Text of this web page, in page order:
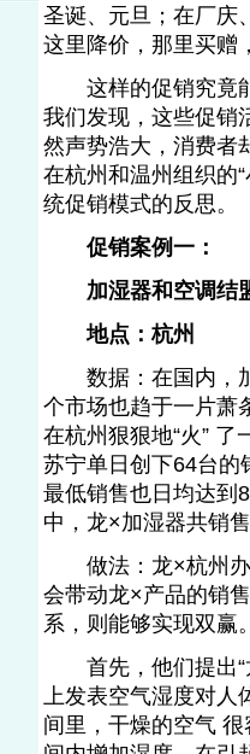
圣诞、元旦；在厂庆
这里降价，那里买
这样的促销究竟能
我们发现，这些促销
然声势浩大，消费者
在杭州和温州组织的
统促销模式的反思。
促销案例一：
加湿器和空调结
地点：杭州
数据：在国内，加
个市场也趋于一片萧
在杭州狠狠地“火”
苏宁单日创下64台的
最低销售也日均达到
中，龙×加湿器共销
做法：龙×杭州办
会带动龙×产品的销
系，则能够实现双赢
首先，他们提出“
上发表空气湿度对人
间里，干燥的空气